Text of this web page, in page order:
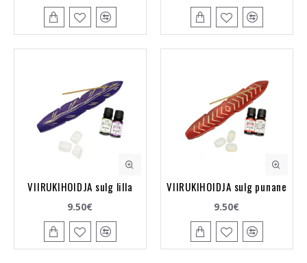
VIIRUKIHOIDJA sulg lilla
9.50€
VIIRUKIHOIDJA sulg punane
9.50€